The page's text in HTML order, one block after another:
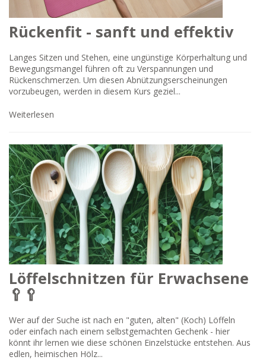
Rückenfit - sanft und effektiv
Langes Sitzen und Stehen, eine ungünstige Körperhaltung und
Bewegungsmangel führen oft zu Verspannungen und
Rückenschmerzen. Um diesen Abnützungserscheinungen
vorzubeugen, werden in diesem Kurs geziel...
Weiterlesen
Löffelschnitzen für Erwachsene
🥄🥄
Wer auf der Suche ist nach en "guten, alten" (Koch) Löffeln
oder einfach nach einem selbstgemachten Gechenk - hier
könnt ihr lernen wie diese schönen Einzelstücke entstehen. Aus
edlen, heimischen Hölz...